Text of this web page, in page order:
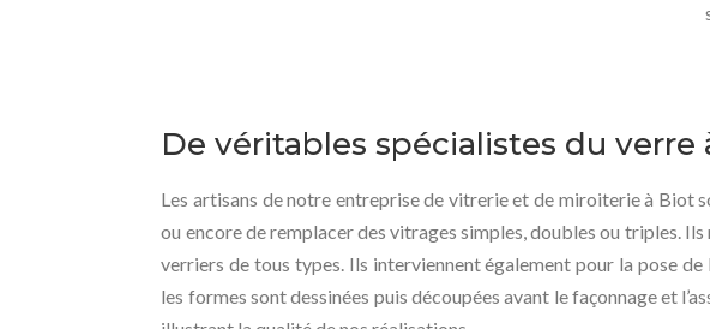
De véritables spécialistes du
Les artisans de notre entreprise de vitrerie et de miroiterie à Biot
ou encore de remplacer des vitrages simples, doubles ou triples.
verriers de tous types. Ils interviennent également pour la pose
les formes sont dessinées puis découpées avant le façonnage et